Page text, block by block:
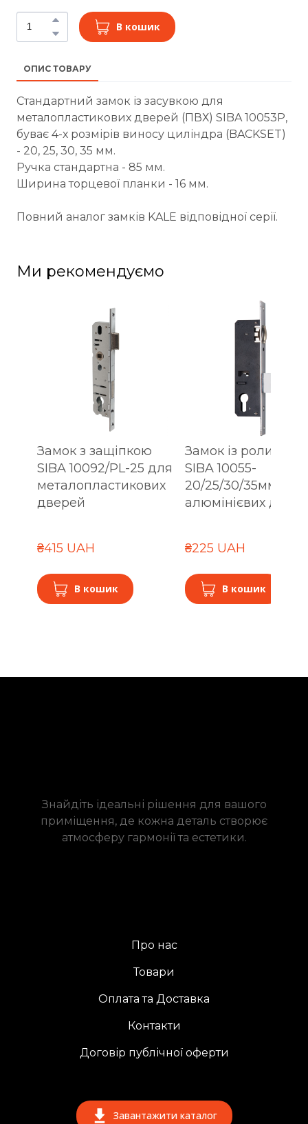
В кошик
ОПИС ТОВАРУ
Стандартний замок із засувкою для
металопластикових дверей (ПВХ) SIBA 10053P,
буває 4-х розмірів виносу циліндра (BACKSET)
- 20, 25, 30, 35 мм.
Ручка стандартна - 85 мм.
Ширина торцевої планки - 16 мм.
Повний аналог замків KALE відповідної серії.
Ми рекомендуємо
Замок з защіпкою
SIBA 10092/PL-25 для
металопластикових
дверей
₴415 UAH
В кошик
Замок із роликом
SIBA 10055-
20/25/30/35мм для
алюмінієвих
₴225 UAH
В кошик
Знайдіть ідеальні рішення для вашого
приміщення, де кожна деталь створює
атмосферу гармонії та естетики.
Про нас
Товари
Оплата та Доставка
Контакти
Договір публічної оферти
Завантажити каталог